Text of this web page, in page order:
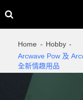
to
to
Home
Hobby
Arcwave Pow 及
全新情趣用品